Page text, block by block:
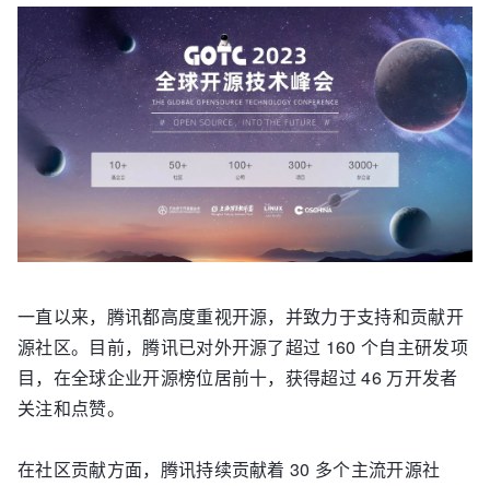
一直以来，腾讯都高度重视开源，并致力于支持和贡献开
源社区。目前，腾讯已对外开源了超过 160 个自主研发项
目，在全球企业开源榜位居前十，获得超过 46 万开发者
关注和点赞。
在社区贡献方面，腾讯持续贡献着 30 多个主流开源社